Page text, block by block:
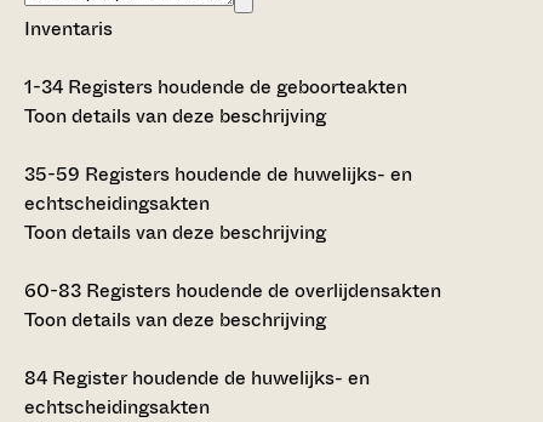
Inventaris
1-34 Registers houdende de geboorteakten
Toon details van deze beschrijving
35-59 Registers houdende de huwelijks- en
echtscheidingsakten
Toon details van deze beschrijving
60-83 Registers houdende de overlijdensakten
Toon details van deze beschrijving
84 Register houdende de huwelijks- en
echtscheidingsakten